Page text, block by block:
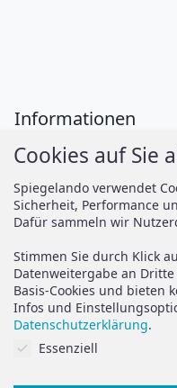
Informationen
Zahlung
Versand
AGB
Vertrag widerrufen
Datenschutz
Impressum
Cookies auf Sie
Spiegelando verwendet
Sicherheit, Performance
Dafür sammeln wir
Stimmen Sie durch Klick
Datenweitergabe an
Basis-Cookies und bieten
Infos und
Datenschutzerklärung.
Cookies auf Sie abgestimmt.
Essenziell